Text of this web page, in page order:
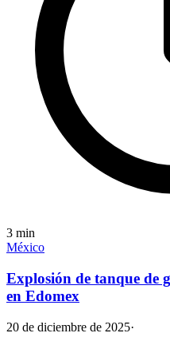
3 min
México
Explosión de tanque de
en Edomex
20 de diciembre de 2025·